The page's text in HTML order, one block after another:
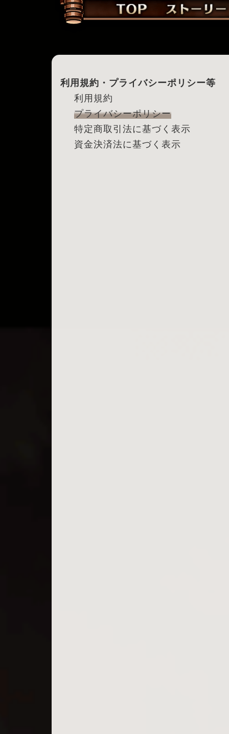
利用規約・プライバシーポリシー等
利用規約
プライバシーポリシー
特定商取引法に基づく表示
資金決済法に基づく表示